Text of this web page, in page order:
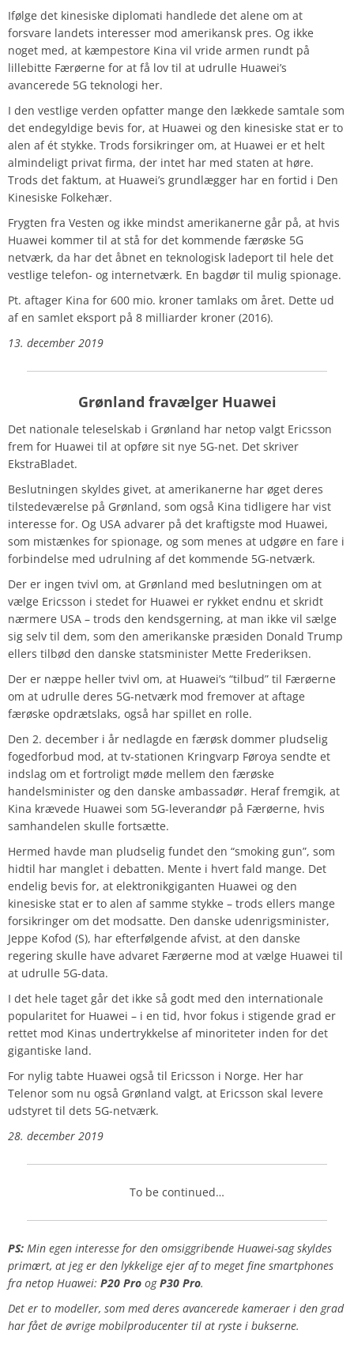
Ifølge det kinesiske diplomati handlede det alene om at
forsvare landets interesser mod amerikansk pres. Og ikke
noget med, at kæmpestore Kina vil vride armen rundt på
lillebitte Færøerne for at få lov til at udrulle Huawei’s
avancerede 5G teknologi her.
I den vestlige verden opfatter mange den lækkede samtale som
det endegyldige bevis for, at Huawei og den kinesiske stat er to
alen af ét stykke. Trods forsikringer om, at Huawei er et helt
almindeligt privat firma, der intet har med staten at høre.
Trods det faktum, at Huawei’s grundlægger har en fortid i Den
Kinesiske Folkehær.
Frygten fra Vesten og ikke mindst amerikanerne går på, at hvis
Huawei kommer til at stå for det kommende færøske 5G
netværk, da har det åbnet en teknologisk ladeport til hele det
vestlige telefon- og internetværk. En bagdør til mulig spionage.
Pt. aftager Kina for 600 mio. kroner tamlaks om året. Dette ud
af en samlet eksport på 8 milliarder kroner (2016).
13. december 2019
Grønland fravælger Huawei
Det nationale teleselskab i Grønland har netop valgt Ericsson
frem for Huawei til at opføre sit nye 5G-net. Det skriver
EkstraBladet.
Beslutningen skyldes givet, at amerikanerne har øget deres
tilstedeværelse på Grønland, som også Kina tidligere har vist
interesse for. Og USA advarer på det kraftigste mod Huawei,
som mistænkes for spionage, og som menes at udgøre en fare i
forbindelse med udrulning af det kommende 5G-netværk.
Der er ingen tvivl om, at Grønland med beslutningen om at
vælge Ericsson i stedet for Huawei er rykket endnu et skridt
nærmere USA – trods den kendsgerning, at man ikke vil sælge
sig selv til dem, som den amerikanske præsiden Donald Trump
ellers tilbød den danske statsminister Mette Frederiksen.
Der er næppe heller tvivl om, at Huawei’s “tilbud” til Færøerne
om at udrulle deres 5G-netværk mod fremover at aftage
færøske opdrætslaks, også har spillet en rolle.
Den 2. december i år nedlagde en færøsk dommer pludselig
fogedforbud mod, at tv-stationen Kringvarp Føroya sendte et
indslag om et fortroligt møde mellem den færøske
handelsminister og den danske ambassadør. Heraf fremgik, at
Kina krævede Huawei som 5G-leverandør på Færøerne, hvis
samhandelen skulle fortsætte.
Hermed havde man pludselig fundet den “smoking gun”, som
hidtil har manglet i debatten. Mente i hvert fald mange. Det
endelig bevis for, at elektronikgiganten Huawei og den
kinesiske stat er to alen af samme stykke – trods ellers mange
forsikringer om det modsatte. Den danske udenrigsminister,
Jeppe Kofod (S), har efterfølgende afvist, at den danske
regering skulle have advaret Færøerne mod at vælge Huawei til
at udrulle 5G-data.
I det hele taget går det ikke så godt med den internationale
popularitet for Huawei – i en tid, hvor fokus i stigende grad er
rettet mod Kinas undertrykkelse af minoriteter inden for det
gigantiske land.
For nylig tabte Huawei også til Ericsson i Norge. Her har
Telenor som nu også Grønland valgt, at Ericsson skal levere
udstyret til dets 5G-netværk.
28. december 2019
To be continued…
PS: Min egen interesse for den omsiggribende Huawei-sag skyldes
primært, at jeg er den lykkelige ejer af to meget fine smartphones
fra netop Huawei: P20 Pro ogP30 Pro.
Det er to modeller, som med deres avancerede kameraer i den grad
har fået de øvrige mobilproducenter til at ryste i bukserne.